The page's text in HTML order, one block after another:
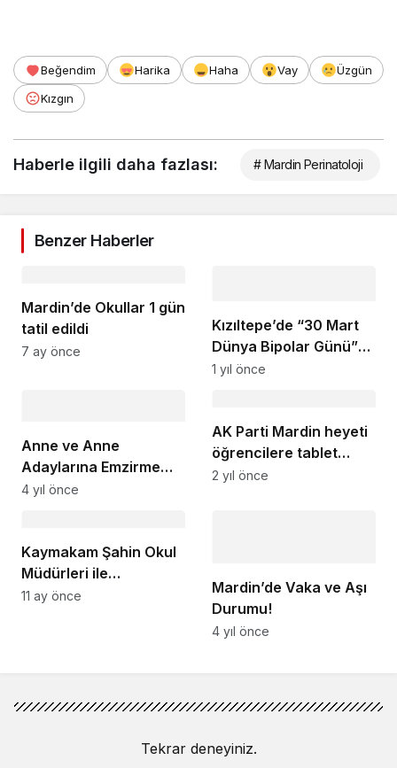
Beğendim Harika Haha Vay
Üzgün
Kızgın
Haberle ilgili daha fazlası: # Mardin Perinatoloji
Benzer Haberler
Mardin’de Okullar 1 gün
tatil edildi
7 ay önce
Kızıltepe’de “30 Mart
Dünya Bipolar Günü”
bilgilendirmesi yapıldı
1 yıl önce
Anne ve Anne
Adaylarına Emzirme
Semineri Verildi
4 yıl önce
AK Parti Mardin heyeti
öğrencilere tablet
hediye etti
2 yıl önce
Kaymakam Şahin Okul
Müdürleri ile
toplantılarını
11 ay önce
Mardin’de Vaka ve Aşı
Durumu!
4 yıl önce
Tekrar deneyiniz.